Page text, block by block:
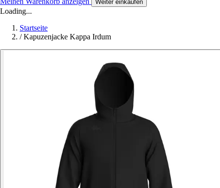
Weiter einkaufen
Loading...
Startseite
/ Kapuzenjacke Kappa Irdum